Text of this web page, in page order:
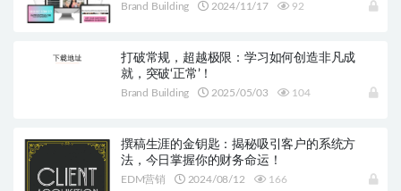
Brand Building 2024/11/17 92
打破常规，超越极限：学习如何创造非凡成
就，突破‘正常’！
Brand Building 2025/05/03 104
撰稿生涯的金钥匙：揭秘吸引客户的系统方
法，今日掌握你的财务命运！
EDM营销 2024/08/12 166